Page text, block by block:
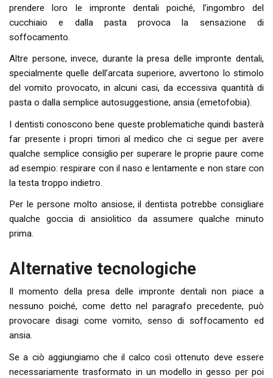
prendere loro le impronte dentali poiché, l’ingombro del
cucchiaio e dalla pasta provoca la sensazione di
soffocamento.
Altre persone, invece, durante la presa delle impronte dentali,
specialmente quelle dell’arcata superiore, avvertono lo stimolo
del vomito provocato, in alcuni casi, da eccessiva quantità di
pasta o dalla semplice autosuggestione, ansia (emetofobia).
I dentisti conoscono bene queste problematiche quindi basterà
far presente i propri timori al medico che ci segue per avere
qualche semplice consiglio per superare le proprie paure come
ad esempio: respirare con il naso e lentamente e non stare con
la testa troppo indietro.
Per le persone molto ansiose, il dentista potrebbe consigliare
qualche goccia di ansiolitico da assumere qualche minuto
prima.
Alternative tecnologiche
Il momento della presa delle impronte dentali non piace a
nessuno poiché, come detto nel paragrafo precedente, può
provocare disagi come vomito, senso di soffocamento ed
ansia.
Se a ciò aggiungiamo che il calco così ottenuto deve essere
necessariamente trasformato in un modello in gesso per poi